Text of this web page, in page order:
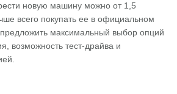
новую машину можно от 1,5
всего покупать ее в официальном
предложить максимальный выбор опций
возможность тест-драйва и